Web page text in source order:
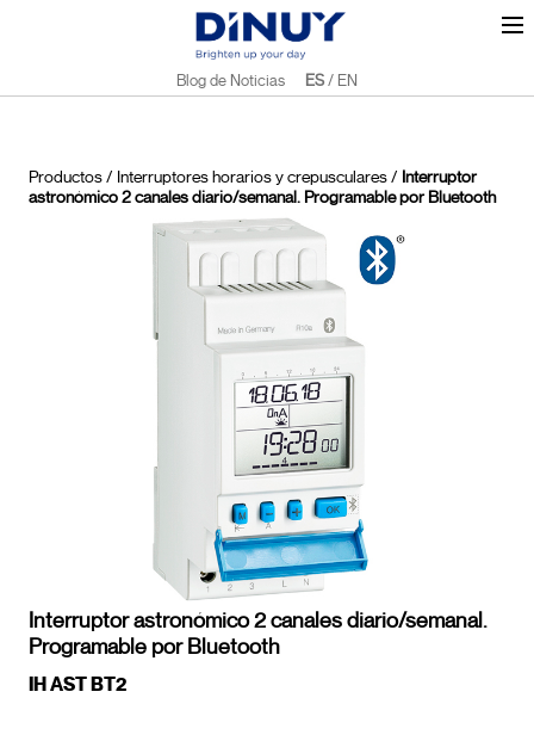
Blog de Noticias ES/ EN
Productos/ Interruptores horarios y crepusculares/ Interruptor
astronómico 2 canales diario/semanal. Programable por Bluetooth
Interruptor astronómico 2 canales diario/semanal.
Programable por Bluetooth
IH AST BT2